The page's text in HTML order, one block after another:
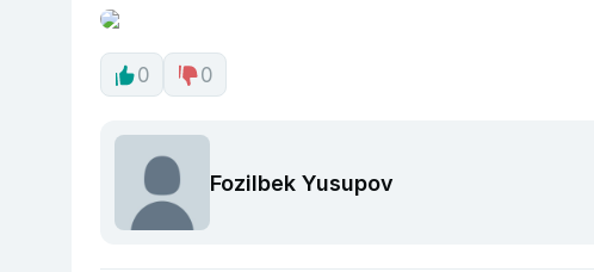
0 0
Fozilbek Yusupov